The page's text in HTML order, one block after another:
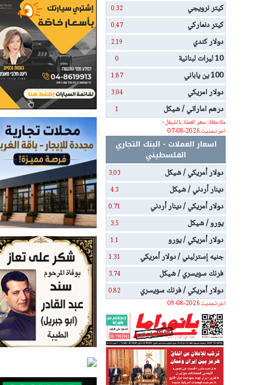
كيتر نرويجي 0.32
كيتر دنماركي 0.47
دولار كندي 2.19
10 ليرات لبنانية 0
100 ين ياباني 1.87
دولار امريكي 3.04
درهم اماراتي / شيكل
1
ملاحظة: سعر العملة بالشيقل -
اخر تحديث 2026-08-07
اسعار العملات - البنك التجاري
الفلسطيني
دولار أمريكي / شيكل
3.03
دينار أردني / شيكل 4.3
دولار أمريكي / دينار أردني 0.71
يورو / شيكل 3.5
دولار أمريكي / يورو 1.1
جنيه إسترليني / دولار أمريكي 1.31
فرنك سويسري / شيكل 3.74
دولار أمريكي / فرنك سويسري
0.82
اخر تحديث 2026-08-09